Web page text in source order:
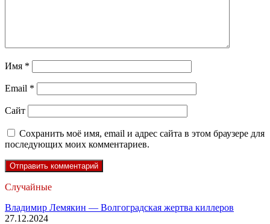
Имя *
Email *
Сайт
Сохранить моё имя, email и адрес сайта в этом браузере для
последующих моих комментариев.
Случайные
Владимир Лемякин — Волгоградская жертва киллеров
27.12.2024